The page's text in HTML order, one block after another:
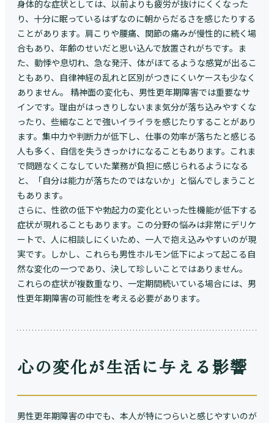
身体的な症状としては、以前よりも疲労が抜けにくくなった
り、十分に眠っているはずなのに朝からだるさを感じたりする
ことがあります。肩こりや腰痛、関節の痛みが慢性的に続く場
合もあり、年齢のせいだと思い込んで放置されがちです。ま
た、動悸や息切れ、急な発汗、体がほてるような感覚が出るこ
ともあり、自律神経の乱れと区別がつきにくいケースも少なく
ありません。 精神面の変化も、男性更年期障害では重要なサ
インです。理由がはっきりしないまま気分が落ち込みやすくな
ったり、些細なことで強いイライラを感じたりすることがあり
ます。集中力や判断力が低下し、仕事の効率が落ちたと感じる
人も多く、自信を失うきっかけになることもあります。これま
で問題なくこなしていた業務が負担に感じられるようになる
と、「自分は能力が落ちたのではないか」と悩んでしまうこと
もあります。
さらに、性欲の低下や勃起力の変化といった性機能が低下する
症状が現れることもあります。この分野の悩みは非常にデリケ
ートで、人に相談しにくいため、一人で抱え込みやすいのが現
実です。しかし、これらも男性ホルモン低下によって起こる自
然な変化の一つであり、決して珍しいことではありません。
これらの症状が複数重なり、一定期間続いている場合には、男
性更年期障害の可能性を考える必要があります。
心の変化が生活に与える影響
男性更年期障害の中でも、本人が特につらいと感じやすいのが